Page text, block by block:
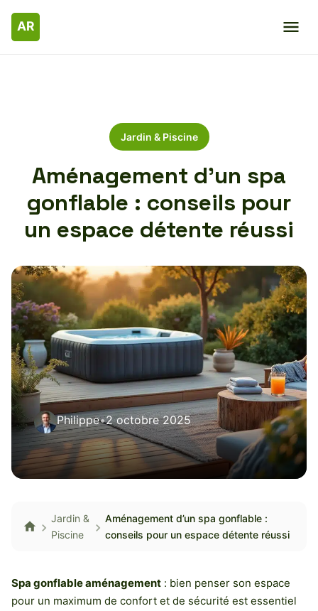
Jardin & Piscine
Aménagement d’un spa
gonflable : conseils pour
un espace détente réussi
Philippe•2 octobre 2025
Jardin &
Piscine
Aménagement d’un spa gonflable :
conseils pour un espace détente réussi
Spa gonflable aménagement : bien penser son espace
pour un maximum de confort et de sécurité est essentiel